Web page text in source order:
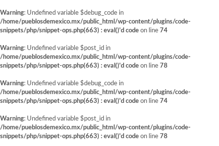
Warning: Undefined variable $debug_code in
/home/pueblosdemexico.mx/public_html/wp-content/plugins/code-
snippets/php/snippet-ops.php(663) : eval()'d code on line 74
Warning: Undefined variable $post_id in
/home/pueblosdemexico.mx/public_html/wp-content/plugins/code-
snippets/php/snippet-ops.php(663) : eval()'d code on line 78
Warning: Undefined variable $debug_code in
/home/pueblosdemexico.mx/public_html/wp-content/plugins/code-
snippets/php/snippet-ops.php(663) : eval()'d code on line 74
Warning: Undefined variable $post_id in
/home/pueblosdemexico.mx/public_html/wp-content/plugins/code-
snippets/php/snippet-ops.php(663) : eval()'d code on line 78